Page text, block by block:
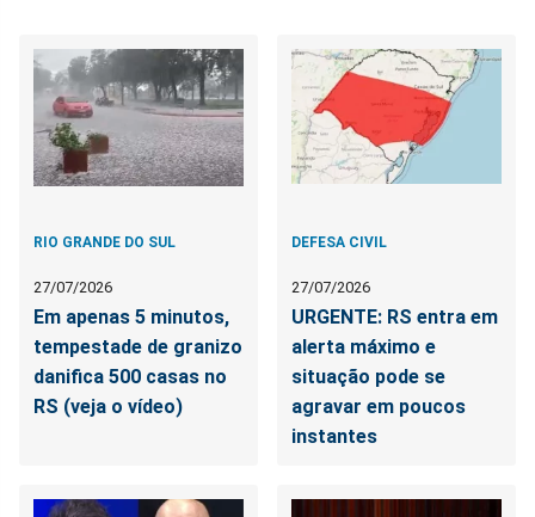
RIO GRANDE DO SUL
27/07/2026
Em apenas 5 minutos,
tempestade de granizo
danifica 500 casas no
RS (veja o vídeo)
DEFESA CIVIL
27/07/2026
URGENTE: RS entra em
alerta máximo e
situação pode se
agravar em poucos
instantes